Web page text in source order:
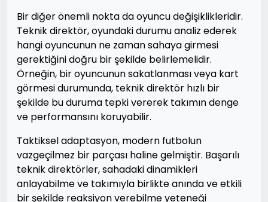
Bir diğer önemli nokta da oyuncu değişiklikleridir.
Teknik direktör, oyundaki durumu analiz ederek
hangi oyuncunun ne zaman sahaya girmesi
gerektiğini doğru bir şekilde belirlemelidir.
Örneğin, bir oyuncunun sakatlanması veya kart
görmesi durumunda, teknik direktör hızlı bir
şekilde bu duruma tepki vererek takımın denge
ve performansını koruyabilir.
Taktiksel adaptasyon, modern futbolun
vazgeçilmez bir parçası haline gelmiştir. Başarılı
teknik direktörler, sahadaki dinamikleri
anlayabilme ve takımıyla birlikte anında ve etkili
bir şekilde reaksiyon verebilme yeteneği